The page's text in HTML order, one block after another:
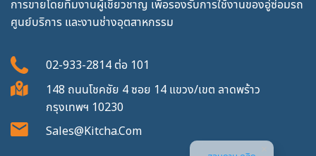
การขายโดยทีมงานผู้เชี่ยวชาญ เพื่อรองรับการใช้งานของอู่ซ่อมรถ
ศูนย์บริการ และงานช่างอุตสาหกรรม
02-933-2814 ต่อ 101
148 ถนนโชคชัย 4 ซอย 14 แขวง/เขต ลาดพร้าว
กรุงเทพฯ 10230
Sales@kitcha.com